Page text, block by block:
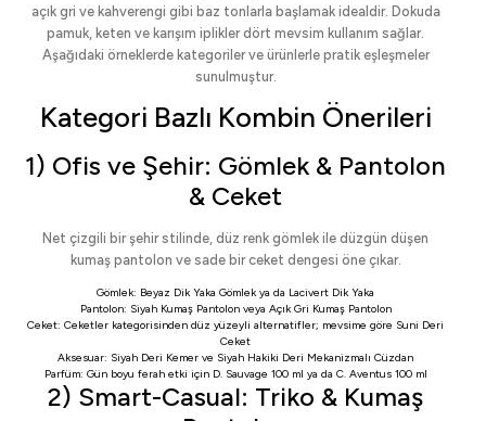
açık gri ve kahverengi gibi baz tonlarla başlamak idealdir. Dokuda
pamuk, keten ve karışım iplikler dört mevsim kullanım sağlar.
Aşağıdaki örneklerde kategoriler ve ürünlerle pratik eşleşmeler
sunulmuştur.
Kategori Bazlı Kombin Önerileri
1) Ofis ve Şehir: Gömlek & Pantolon
& Ceket
Net çizgili bir şehir stilinde, düz renk gömlek ile düzgün düşen
kumaş pantolon ve sade bir ceket dengesi öne çıkar.
Gömlek: Beyaz Dik Yaka Gömlek ya da Lacivert Dik Yaka
Pantolon: Siyah Kumaş Pantolonveya Açık Gri Kumaş Pantolon
Ceket: Ceketler kategorisinden düz yüzeyli alternatifler; mevsime göre Suni Deri
Ceket
Aksesuar: Siyah Deri Kemer ve Siyah Hakiki Deri Mekanizmalı Cüzdan
Parfüm: Gün boyu ferah etki için D. Sauvage 100 ml ya da C. Aventus 100 ml
2) Smart-Casual: Triko & Kumaş